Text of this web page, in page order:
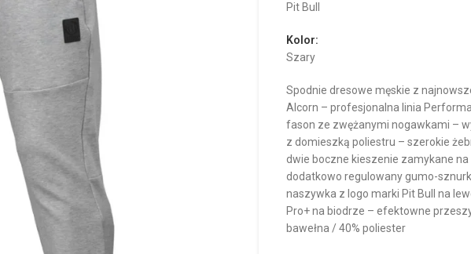
Pit Bull
Kolor:
Szary
Spodnie dresowe męskie z
Alcorn – profesjonalna linia
fason ze zwężanymi nogawkami –
z domieszką poliestru – szerokie
dwie boczne kieszenie zamykane
dodatkowo regulowany gumo-
naszywka z logo marki Pit Bull na
Pro+ na biodrze – efektowne
bawełna / 40% poliester